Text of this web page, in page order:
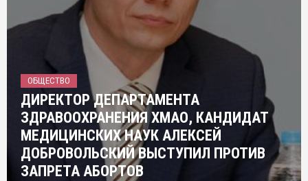
ОБЩЕСТВО
ДИРЕКТОР ДЕПАРТАМЕНТА
ЗДРАВООХРАНЕНИЯ ХМАО, КАНДИДАТ
МЕДИЦИНСКИХ НАУК АЛЕКСЕЙ
ДОБРОВОЛЬСКИЙ ВЫСТУПИЛ ПРОТИВ
ЗАПРЕТА АБОРТОВ